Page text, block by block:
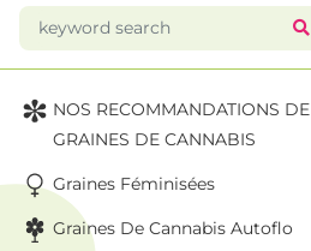
NOS RECOMMANDATIONS DE
GRAINES DE CANNABIS
Graines Féminisées
Graines De Cannabis Autoflo